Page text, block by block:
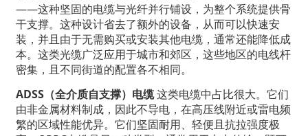
——这种坚固的电缆与光纤并行铺设，为整个系统提供骨
干支撑。这种设计省去了额外的设备，从而可以快速安
装，并且由于无需购买或安装其他电缆，通常还能降低成
本。这类光缆广泛应用于城市和郊区，这些地区的电线杆
密集，且​​不同街道的配置各不相同。
ADSS（全介质自支撑）电缆这类电缆中占比很大。它们
由非金属材料制成，因此不导电，在高压线附近或雷电频
繁的区域性能优异。它们坚固耐用、轻便且抗拉强度极